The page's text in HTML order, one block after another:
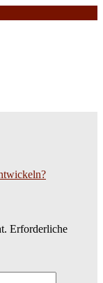
Erforderliche